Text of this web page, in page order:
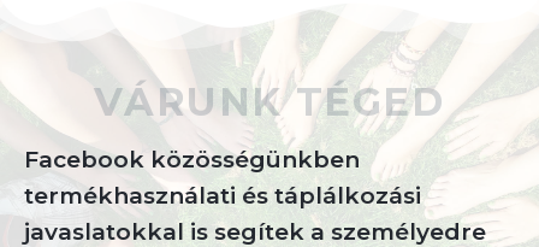
VÁRUNK TÉGED
Facebook közösségünkben
termékhasználati és táplálkozási
javaslatokkal is segítek a személyedre